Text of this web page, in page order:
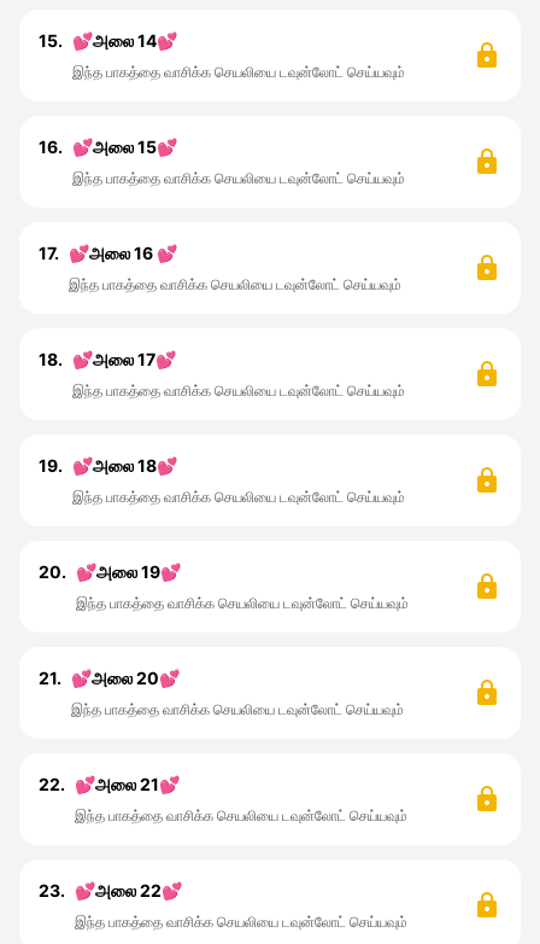
15. 💕அலை 14💕
இந்த பாகத்தை வாசிக்க செயலியை டவுன்லோட் செய்யவும்
16. 💕அலை 15💕
இந்த பாகத்தை வாசிக்க செயலியை டவுன்லோட் செய்யவும்
17. 💕அலை 16 💕
இந்த பாகத்தை வாசிக்க செயலியை டவுன்லோட் செய்யவும்
18. 💕அலை 17💕
இந்த பாகத்தை வாசிக்க செயலியை டவுன்லோட் செய்யவும்
19. 💕அலை 18💕
இந்த பாகத்தை வாசிக்க செயலியை டவுன்லோட் செய்யவும்
20. 💕அலை 19💕
இந்த பாகத்தை வாசிக்க செயலியை டவுன்லோட் செய்யவும்
21. 💕அலை 20💕
இந்த பாகத்தை வாசிக்க செயலியை டவுன்லோட் செய்யவும்
22. 💕அலை 21💕
இந்த பாகத்தை வாசிக்க செயலியை டவுன்லோட் செய்யவும்
23. 💕அலை 22💕
இந்த பாகத்தை வாசிக்க செயலியை டவுன்லோட் செய்யவும்